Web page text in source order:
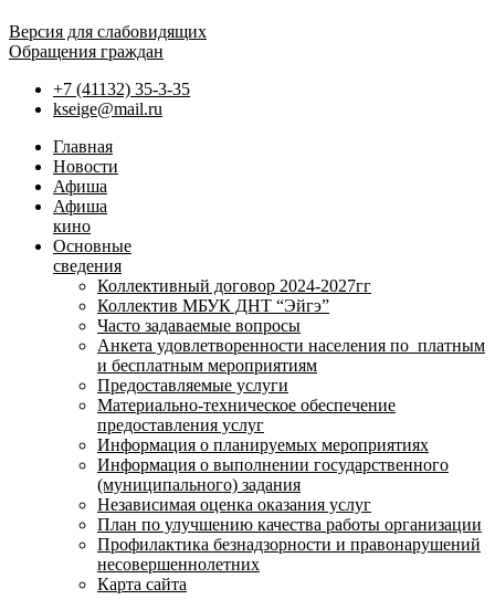
Версия для слабовидящих
Обращения граждан
+7 (41132) 35-3-35
kseige@mail.ru
Главная
Новости
Афиша
Афиша
кино
Основные
сведения
Коллективный договор 2024-2027гг
Коллектив МБУК ДНТ “Эйгэ”
Часто задаваемые вопросы
Анкета удовлетворенности населения по платным
и бесплатным мероприятиям
Предоставляемые услуги
Материально-техническое обеспечение
предоставления услуг
Информация о планируемых мероприятиях
Информация о выполнении государственного
(муниципального) задания
Независимая оценка оказания услуг
План по улучшению качества работы организации
Профилактика безнадзорности и правонарушений
несовершеннолетних
Карта сайта